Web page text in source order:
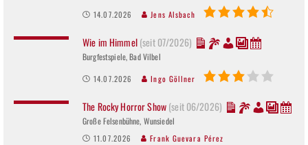
14.07.2026 Jens Alsbach
Wie im Himmel(seit 07/2026)
Burgfestspiele, Bad Vilbel
14.07.2026 Ingo Göllner
The Rocky Horror Show(seit 06/2026)
Große Felsenbühne, Wunsiedel
11.07.2026 Frank Guevara Pérez